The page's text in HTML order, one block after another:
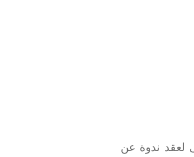
لعقد ندوة عن